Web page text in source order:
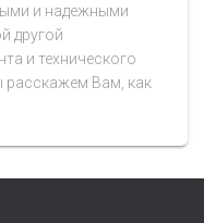
и надежными
другой
и технического
расскажем Вам, как